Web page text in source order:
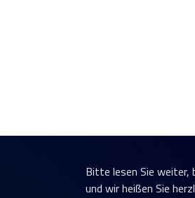
Bitte lesen Sie weiter,
und wir heißen Sie